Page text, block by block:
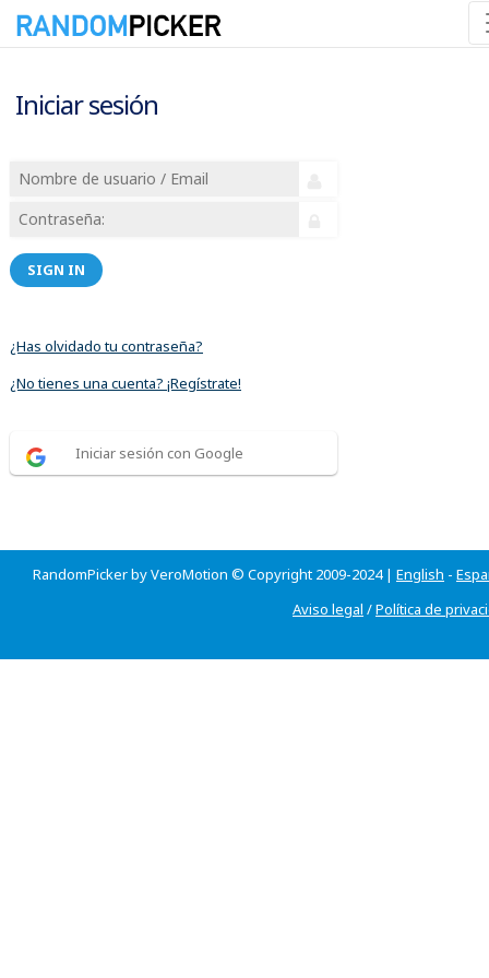
Iniciar sesión
SIGN IN
¿Has olvidado tu contraseña?
¿No tienes una cuenta? ¡Regístrate!
Iniciar sesión con Google
RandomPicker by VeroMotion © Copyright 2009-2024 | English -
Aviso legal /Política de